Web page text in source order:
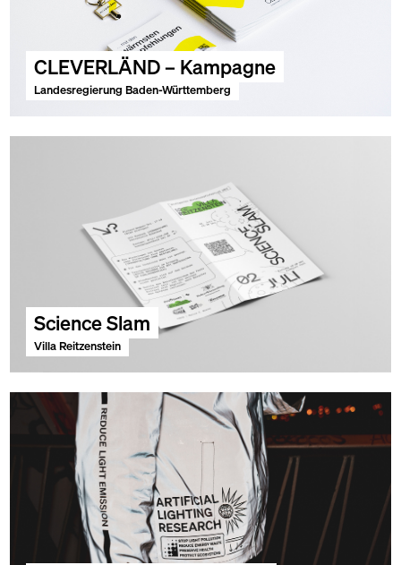
CLEVERLÄND – Kampagne
Landesregierung Baden-Württemberg
Science Slam
Villa Reitzenstein